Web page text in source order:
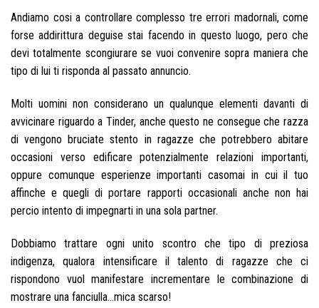
Andiamo cosi a controllare complesso tre errori madornali, come
forse addirittura deguise stai facendo in questo luogo, pero che
devi totalmente scongiurare se vuoi convenire sopra maniera che
tipo di lui ti risponda al passato annuncio.
Molti uomini non considerano un qualunque elementi davanti di
avvicinare riguardo a Tinder, anche questo ne consegue che razza
di vengono bruciate stento in ragazze che potrebbero abitare
occasioni verso edificare potenzialmente relazioni importanti,
oppure comunque esperienze importanti casomai in cui il tuo
affinche e quegli di portare rapporti occasionali anche non hai
percio intento di impegnarti in una sola partner.
Dobbiamo trattare ogni unito scontro che tipo di preziosa
indigenza, qualora intensificare il talento di ragazze che ci
rispondono vuol manifestare incrementare le combinazione di
mostrare una fanciulla…mica scarso!